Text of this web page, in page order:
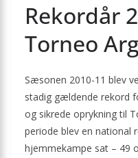
Rekordår
Torneo
Sæsonen 2010-11 blev
stadig gældende rekord
og sikrede oprykning til
periode blev en national
hjemmekampe sat – 49